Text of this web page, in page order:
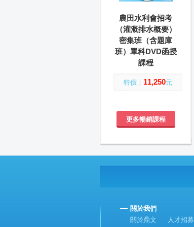
農田水利會招考
（灌溉排水概要）
密集班（含題庫
班）單科DVD函授
課程
特價： 11,250元
更多暢銷課程
關於我們
關於鼎文
人才招募